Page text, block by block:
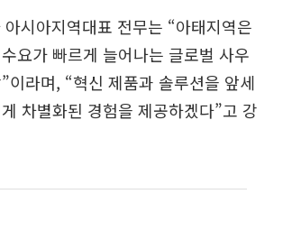
아시아지역대표 전무는 “아태지역은
요가 빠르게 늘어나는 글로벌 사우
이라며, “혁신 제품과 솔루션을 앞세
차별화된 경험을 제공하겠다”고 강